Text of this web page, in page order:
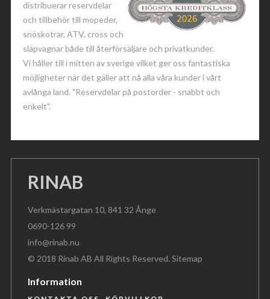
distribuerar reservdelar
och tillbehör till mopeder,
snöskotrar, ATV, cross och
släpvagnar både till återförsäljare och privatkunder.
Vi håller till i mitten av sverige vilket ger oss fantastiska
möjligheter när det gäller att nå alla våra kunder i vårt
avlånga land. "Reservdelar på postorder - snabbt och
enkelt".
RINAB
Verkmästargatan 10, 841 32 Ånge
0690-126 99
info@rinab.nu
© 2018 Rinab AB All Rights Reserved.Sitemap
Information